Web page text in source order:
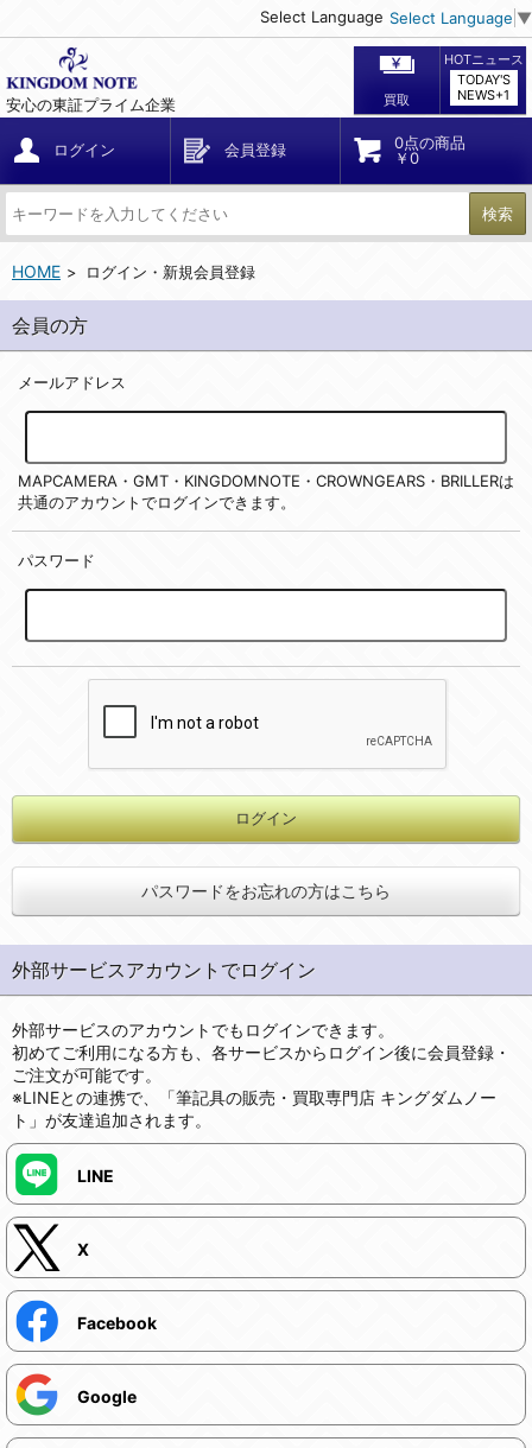
Select Language Select Language ▼
安心の東証プライム企業 買取
HOTニュース
TODAY'S
NEWS+1
ログイン 会員登録
0点の商品
￥0
検索
HOME ログイン・新規会員登録
会員の方
メールアドレス
MAPCAMERA・GMT・KINGDOMNOTE・CROWNGEARS・BRILLERは
共通のアカウントでログインできます。
パスワード
パスワードをお忘れの方はこちら
外部サービスアカウントでログイン
外部サービスのアカウントでもログインできます。
初めてご利用になる方も、各サービスからログイン後に会員登録・
ご注文が可能です。
※LINEとの連携で、「筆記具の販売・買取専門店 キングダムノー
ト」が友達追加されます。
LINE
X
Facebook
Google